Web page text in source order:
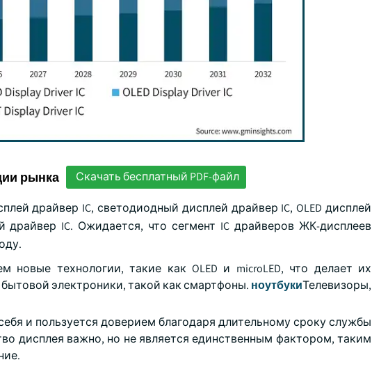
рынка Скачать бесплатный PDF-файл
драйвер IC, светодиодный дисплей драйвер IC, OLED дисплей
драйвер IC. Ожидается, что сегмент IC драйверов ЖК-дисплеев
технологии, такие как OLED и microLED, что делает их
электроники, такой как смартфоны. ноутбукиТелевизоры,
и пользуется доверием благодаря длительному сроку службы
дисплея важно, но не является единственным фактором, таким